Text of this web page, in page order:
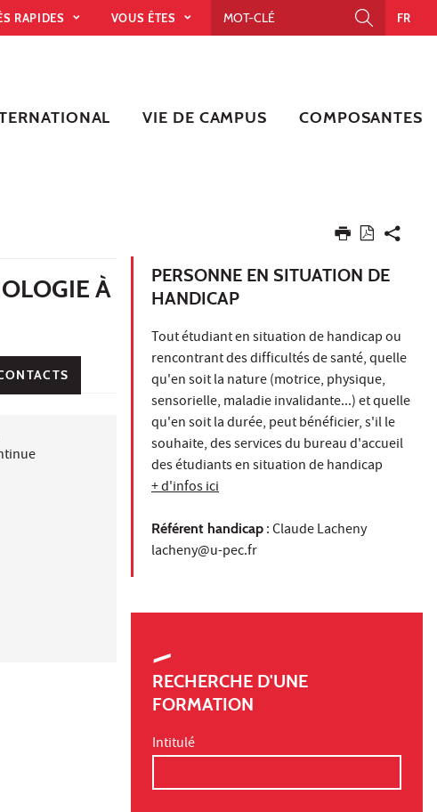
RAPIDES VOUS ÊTES FR
VIE DE CAMPUS COMPOSANTES
À
PERSONNE EN SITUATION DE
HANDICAP
Tout étudiant en situation de handicap ou
rencontrant des difficultés de santé, quelle
qu'en soit la nature (motrice, physique,
sensorielle, maladie invalidante...) et quelle
qu'en soit la durée, peut bénéficier, s'il le
souhaite, des services du bureau d'accueil
des étudiants en situation de handicap
+ d'infos ici
Référent handicap : Claude Lacheny
lacheny@u-pec.fr
RECHERCHE D'UNE
FORMATION
Intitulé